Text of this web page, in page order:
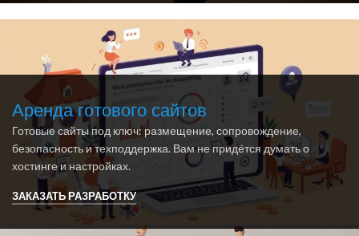
Аренда готового сайтов
Готовые сайты под ключ: размещение, сопровождение,
безопасность и техподдержка. Вам не придётся думать о
хостинге и настройках.
ЗАКАЗАТЬ РАЗРАБОТКУ